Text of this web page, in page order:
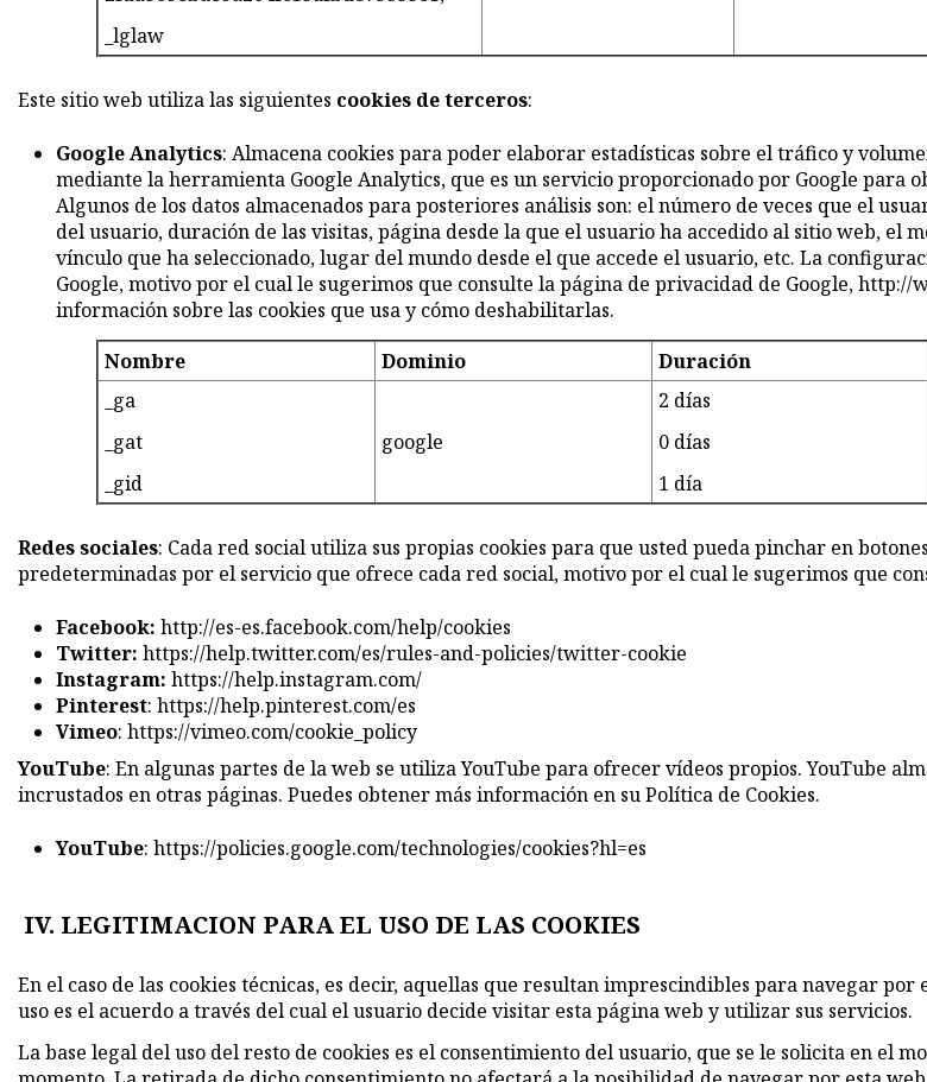
_lglaw
Este sitio web utiliza las siguientes cookies de terceros:
Google Analytics: Almacena cookies para poder elaborar estadísticas sobre el tráfico y
mediante la herramienta Google Analytics, que es un servicio proporcionado por Google para
Algunos de los datos almacenados para posteriores análisis son: el número de veces que el
del usuario, duración de las visitas, página desde la que el usuario ha accedido al sitio web, el
vínculo que ha seleccionado, lugar del mundo desde el que accede el usuario, etc. La
Google, motivo por el cual le sugerimos que consulte la página de privacidad de Google,
información sobre las cookies que usa y cómo deshabilitarlas.
Nombre
Dominio Duración
_ga
_gat
_gid
google
2 días
0 días
1 día
Redes sociales: Cada red social utiliza sus propias cookies para que usted pueda pinchar en
predeterminadas por el servicio que ofrece cada red social, motivo por el cual le sugerimos que
Facebook: http://es-es.facebook.com/help/cookies
Twitter: https://help.twitter.com/es/rules-and-policies/twitter-cookie
Instagram: https://help.instagram.com/
Pinterest: https://help.pinterest.com/es
Vimeo: https://vimeo.com/cookie_policy
YouTube: En algunas partes de la web se utiliza YouTube para ofrecer vídeos propios. YouTube
incrustados en otras páginas. Puedes obtener más información en su Política de Cookies.
YouTube: https://policies.google.com/technologies/cookies?hl=es
IV. LEGITIMACION PARA EL USO DE LAS COOKIES
En el caso de las cookies técnicas, es decir, aquellas que resultan imprescindibles para navegar
uso es el acuerdo a través del cual el usuario decide visitar esta página web y utilizar sus servicios.
La base legal del uso del resto de cookies es el consentimiento del usuario, que se le solicita en el